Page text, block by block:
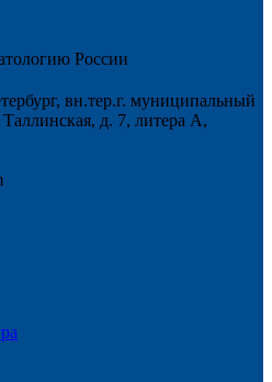
России
вн.тер.г. муниципальный
д. 7, литера А,